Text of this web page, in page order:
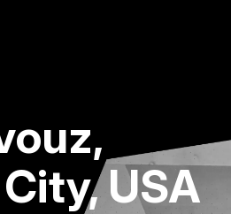
Referenzen
Kontakt
USA